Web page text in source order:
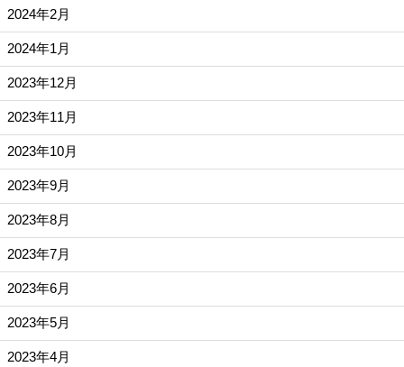
2024年2月
2024年1月
2023年12月
2023年11月
2023年10月
2023年9月
2023年8月
2023年7月
2023年6月
2023年5月
2023年4月